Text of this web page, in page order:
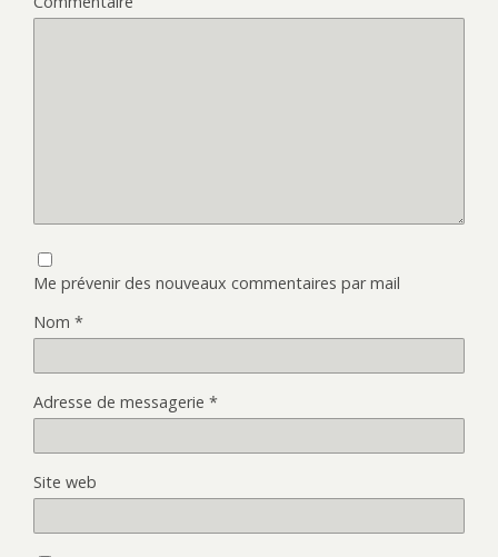
Me prévenir des nouveaux commentaires par mail
Nom *
Adresse de messagerie *
Site web